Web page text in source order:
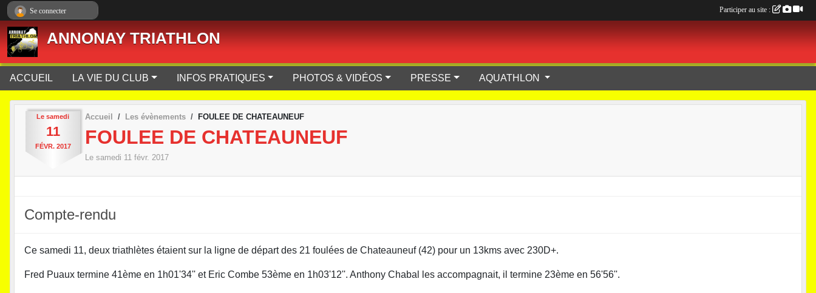
ANNONAY TRIATHLON
ACCUEIL LA VIE DU CLUB INFOS PRATIQUES PHOTOS & VIDÉOS PRESSE AQUATHLON
Le samedi
11
FÉVR. 2017
Accueil Les évènements FOULEE DE CHATEAUNEUF
FOULEE DE CHATEAUNEUF
Le samedi 11 févr. 2017
Compte-rendu
Ce samedi 11, deux triathlètes étaient sur la ligne de départ des 21 foulées de Chateauneuf (42) pour un 13kms avec 230D+.
Fred Puaux termine 41ème en 1h01'34'' et Eric Combe 53ème en 1h03'12''. Anthony Chabal les accompagnait, il termine 23ème en 56'56''.
Se connecter Participer au site :
Panneau de gestion des cookies